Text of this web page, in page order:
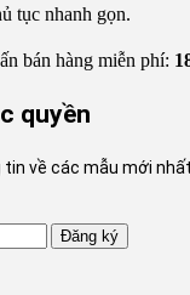
tục nhanh gọn.
bán hàng miễn phí:
quyền
về các mẫu mới
Đăng ký